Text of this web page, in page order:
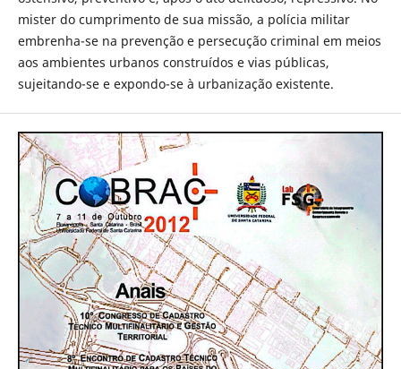
mister do cumprimento de sua missão, a polícia militar
embrenha-se na prevenção e persecução criminal em meios
aos ambientes urbanos construídos e vias públicas,
sujeitando-se e expondo-se à urbanização existente.